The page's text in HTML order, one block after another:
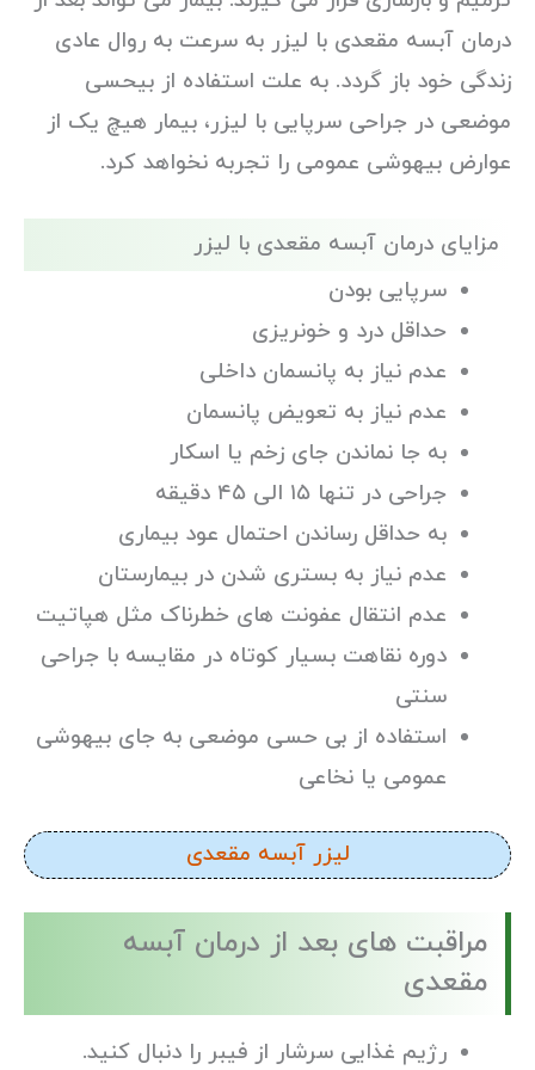
درمان آبسه مقعدی با لیزر به سرعت به روال عادی
زندگی خود باز گردد. به علت استفاده از بیحسی
موضعی در جراحی سرپایی با لیزر، بیمار هیچ یک از
عوارض بیهوشی عمومی را تجربه نخواهد کرد.
مزایای درمان آبسه مقعدی با لیزر
سرپایی بودن
حداقل درد و خونریزی
عدم نیاز به پانسمان داخلی
عدم نیاز به تعویض پانسمان
به جا نماندن جای زخم یا اسکار
جراحی در تنها ۱۵ الی ۴۵ دقیقه
به حداقل رساندن احتمال عود بیماری
عدم نیاز به بستری شدن در بیمارستان
عدم انتقال عفونت های خطرناک مثل هپاتیت
دوره نقاهت بسیار کوتاه در مقایسه با جراحی
سنتی
استفاده از بی حسی موضعی به جای بیهوشی
عمومی یا نخاعی
لیزر آبسه مقعدی
مراقبت های بعد از درمان آبسه
مقعدی
رژیم غذایی سرشار از فیبر را دنبال کنید.